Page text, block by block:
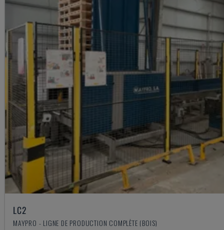
LC2
MAYPRO - LIGNE DE PRODUCTION COMPLÈTE (BOIS)